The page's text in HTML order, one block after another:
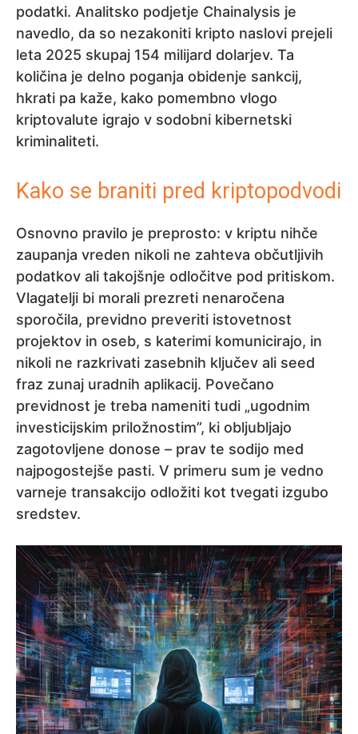
podatki. Analitsko podjetje Chainalysis je
navedlo, da so nezakoniti kripto naslovi prejeli
leta 2025 skupaj 154 milijard dolarjev. Ta
količina je delno poganja obidenje sankcij,
hkrati pa kaže, kako pomembno vlogo
kriptovalute igrajo v sodobni kibernetski
kriminaliteti.
Kako se braniti pred kriptopodvodi
Osnovno pravilo je preprosto: v kriptu nihče
zaupanja vreden nikoli ne zahteva občutljivih
podatkov ali takojšnje odločitve pod pritiskom.
Vlagatelji bi morali prezreti nenaročena
sporočila, previdno preveriti istovetnost
projektov in oseb, s katerimi komunicirajo, in
nikoli ne razkrivati zasebnih ključev ali seed
fraz zunaj uradnih aplikacij. Povečano
previdnost je treba nameniti tudi „ugodnim
investicijskim priložnostim”, ki obljubljajo
zagotovljene donose – prav te sodijo med
najpogostejše pasti. V primeru sum je vedno
varneje transakcijo odložiti kot tvegati izgubo
sredstev.